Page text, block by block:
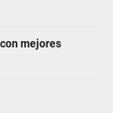
mejores